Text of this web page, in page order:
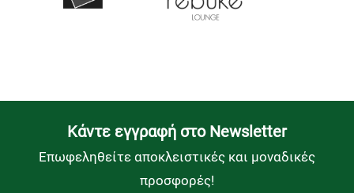
Kάντε εγγραφή στο Newsletter
Επωφεληθείτε αποκλειστικές και μοναδικές
προσφορές!